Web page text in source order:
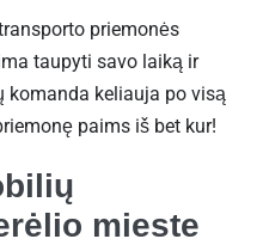
priemonės
taupyti savo laiką ir
komanda keliauja po visą
paims iš bet kur!
mieste